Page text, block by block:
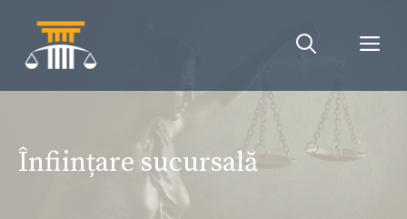
conținut
Înființare sucursală